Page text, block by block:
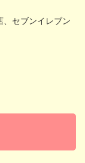
セブンイレブン